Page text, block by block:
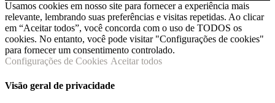
Usamos cookies em nosso site para fornecer a experiência mais
relevante, lembrando suas preferências e visitas repetidas. Ao clicar
em “Aceitar todos”, você concorda com o uso de TODOS os
cookies. No entanto, você pode visitar "Configurações de cookies"
para fornecer um consentimento controlado.
Configurações de Cookies Aceitar todos
Visão geral de privacidade